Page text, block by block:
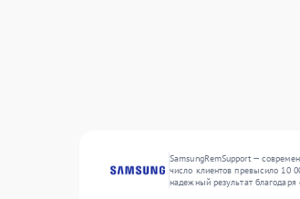
SamsungRemSupport —
число клиентов превысило 10
надежный результат